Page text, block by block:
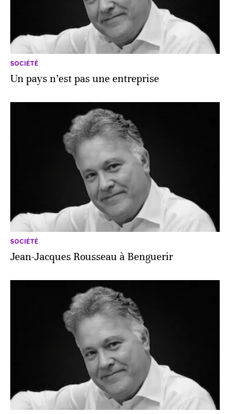
SOCIÉTÉ
Un pays n’est pas une entreprise
SOCIÉTÉ
Jean-Jacques Rousseau à Benguerir